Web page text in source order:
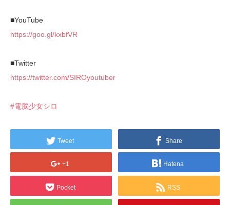
■YouTube
https://goo.gl/kxbfVR
■Twitter
https://twitter.com/SIROyoutuber
#電脳少女シロ
Tweet Share
+1 Hatena
Pocket RSS